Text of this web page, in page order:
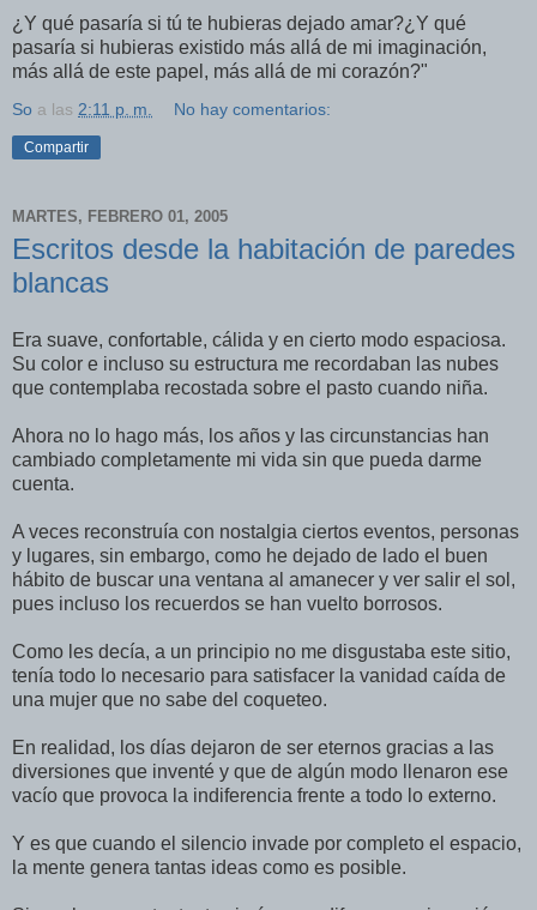
¿Y qué pasarí­a si tú te hubieras dejado amar?¿Y qué
pasarí­a si hubieras existido más allá de mi imaginación,
más allá de este papel, más allá de mi corazón?"
So a las 2:11 p. m. No hay comentarios:
Compartir
MARTES, FEBRERO 01, 2005
Escritos desde la habitación de paredes
blancas
Era suave, confortable, cálida y en cierto modo espaciosa.
Su color e incluso su estructura me recordaban las nubes
que contemplaba recostada sobre el pasto cuando niña.
Ahora no lo hago más, los años y las circunstancias han
cambiado completamente mi vida sin que pueda darme
cuenta.
A veces reconstruí­a con nostalgia ciertos eventos, personas
y lugares, sin embargo, como he dejado de lado el buen
hábito de buscar una ventana al amanecer y ver salir el sol,
pues incluso los recuerdos se han vuelto borrosos.
Como les decí­a, a un principio no me disgustaba este sitio,
tení­a todo lo necesario para satisfacer la vanidad caí­da de
una mujer que no sabe del coqueteo.
En realidad, los dí­as dejaron de ser eternos gracias a las
diversiones que inventé y que de algún modo llenaron ese
vací­o que provoca la indiferencia frente a todo lo externo.
Y es que cuando el silencio invade por completo el espacio,
la mente genera tantas ideas como es posible.